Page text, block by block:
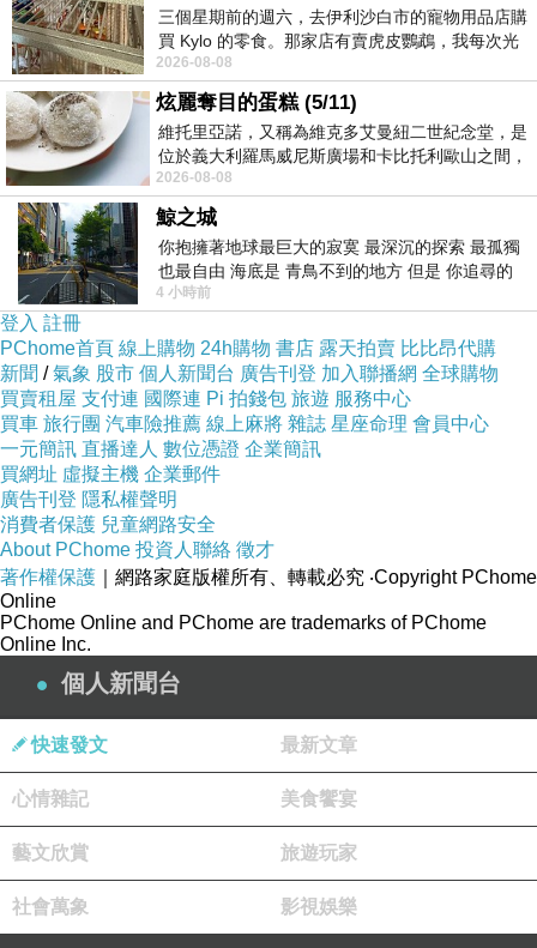
上一篇：「我的繪圖本」- 中秋
下一篇：「我的繪圖本」- 綻放舞的顏色
COO
2020-08-13 10:50:47
很讚的分享~~~
http://eet.cc/index.php/vod/detail/id/23791.html
2019-12-18 00:16:23
感謝分享!
(悄悄話)
看更多回應
三個星期前的週六，去伊利沙白市的寵物用品店購
買 Kylo 的零食。那家店有賣虎皮鸚鵡，我每次光
顧都會去看一下。他們偶爾會引進 C
2026-08-08
炫麗奪目的蛋糕 (5/11)
維托里亞諾，又稱為維克多艾曼紐二世紀念堂，是
位於義大利羅馬威尼斯廣場和卡比托利歐山之間，
用以紀念統一義大利統一後的的第一位國
2026-08-08
鯨之城
你抱擁著地球最巨大的寂寞 最深沉的探索 最孤獨
也最自由 海底是 青鳥不到的地方 但是 你追尋的
幸福 可以比珍珠更
4 小時前
登入 註冊
PChome首頁 線上購物 24h購物 書店 露天拍賣 比比昂代購
新聞 /氣象 股市 個人新聞台 廣告刊登 加入聯播網 全球購物
買賣租屋 支付連 國際連 Pi 拍錢包 旅遊 服務中心
買車 旅行團 汽車險推薦 線上麻將 雜誌 星座命理 會員中心
一元簡訊 直播達人 數位憑證 企業簡訊
買網址 虛擬主機 企業郵件
廣告刊登 隱私權聲明
消費者保護 兒童網路安全
About PChome 投資人聯絡 徵才
著作權保護 ｜網路家庭版權所有、轉載必究 ‧Copyright PChome
Online
PChome Online and PChome are trademarks of PChome
Online Inc.
個人新聞台
快速發文 最新文章
心情雜記 美食饗宴
藝文欣賞 旅遊玩家
社會萬象 影視娛樂